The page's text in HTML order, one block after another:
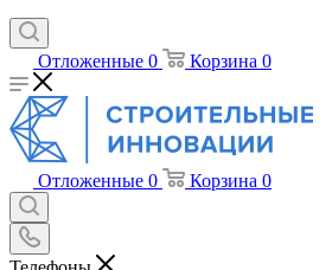
Отложенные 0 Корзина 0
Отложенные 0 Корзина 0